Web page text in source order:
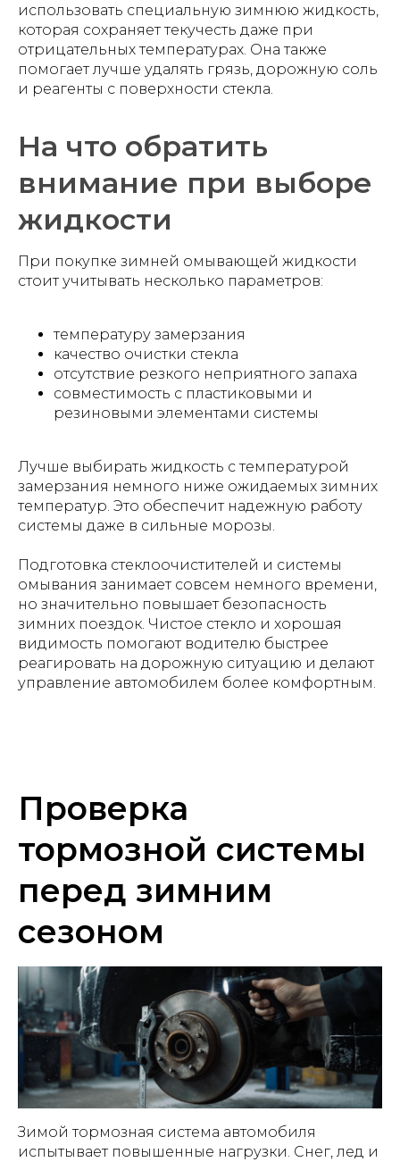
использовать специальную зимнюю жидкость,
которая сохраняет текучесть даже при
отрицательных температурах. Она также
помогает лучше удалять грязь, дорожную соль
и реагенты с поверхности стекла.
На что обратить
внимание при выборе
жидкости
При покупке зимней омывающей жидкости
стоит учитывать несколько параметров:
температуру замерзания
качество очистки стекла
отсутствие резкого неприятного запаха
совместимость с пластиковыми и
резиновыми элементами системы
Лучше выбирать жидкость с температурой
замерзания немного ниже ожидаемых зимних
температур. Это обеспечит надежную работу
системы даже в сильные морозы.
Подготовка стеклоочистителей и системы
омывания занимает совсем немного времени,
но значительно повышает безопасность
зимних поездок. Чистое стекло и хорошая
видимость помогают водителю быстрее
реагировать на дорожную ситуацию и делают
управление автомобилем более комфортным.
Проверка
тормозной системы
перед зимним
сезоном
Зимой тормозная система автомобиля
испытывает повышенные нагрузки. Снег, лед и